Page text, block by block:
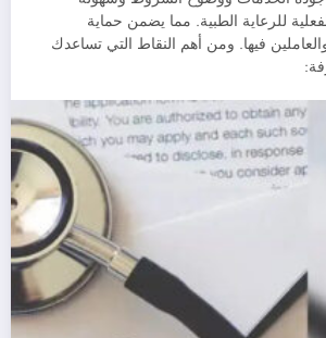
للرعاية الطبية. مما يضمن حماية
فيها. ومن أهم النقاط التي تساعدك